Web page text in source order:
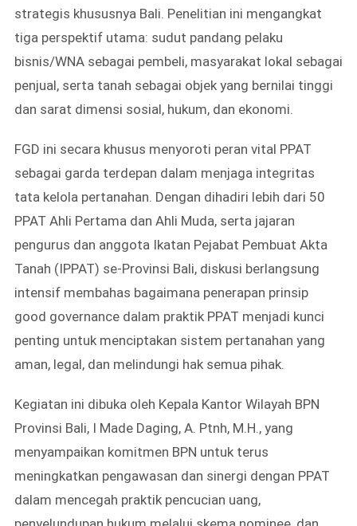
strategis khususnya Bali. Penelitian ini mengangkat
tiga perspektif utama: sudut pandang pelaku
bisnis/WNA sebagai pembeli, masyarakat lokal sebagai
penjual, serta tanah sebagai objek yang bernilai tinggi
dan sarat dimensi sosial, hukum, dan ekonomi.
FGD ini secara khusus menyoroti peran vital PPAT
sebagai garda terdepan dalam menjaga integritas
tata kelola pertanahan. Dengan dihadiri lebih dari 50
PPAT Ahli Pertama dan Ahli Muda, serta jajaran
pengurus dan anggota Ikatan Pejabat Pembuat Akta
Tanah (IPPAT) se-Provinsi Bali, diskusi berlangsung
intensif membahas bagaimana penerapan prinsip
good governance dalam praktik PPAT menjadi kunci
penting untuk menciptakan sistem pertanahan yang
aman, legal, dan melindungi hak semua pihak.
Kegiatan ini dibuka oleh Kepala Kantor Wilayah BPN
Provinsi Bali, I Made Daging, A. Ptnh, M.H., yang
menyampaikan komitmen BPN untuk terus
meningkatkan pengawasan dan sinergi dengan PPAT
dalam mencegah praktik pencucian uang,